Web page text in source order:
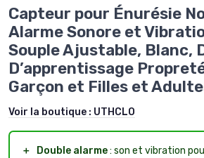
Capteur pour Énurésie
Alarme Sonore et
Souple Ajustable, Blanc,
D’apprentissage
Garçon et Filles et
Voir la boutique : UTHCLO
＋ Double alarme: son et vibration